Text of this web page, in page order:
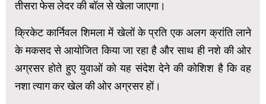
तीसरा फेस लेदर की बॉल से खेला जाएगा।
क्रिकेट कार्निवल शिमला में खेलों के प्रति एक अलग क्रांति लाने
के मकसद से आयोजित किया जा रहा है और साथ ही नशे की ओर
अग्रसर होते हुए युवाओं को यह संदेश देने की कोशिश है कि वह
नशा त्याग कर खेल की ओर अग्रसर हों।